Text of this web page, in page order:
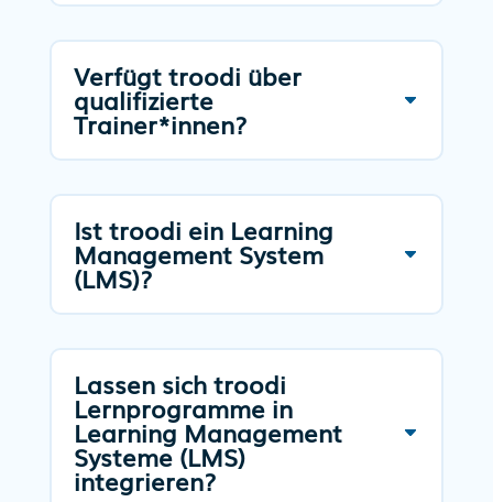
Verfügt troodi über
qualifizierte
Trainer*innen?
Ist troodi ein Learning
Management System
(LMS)?
Lassen sich troodi
Lernprogramme in
Learning Management
Systeme (LMS)
integrieren?